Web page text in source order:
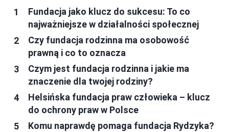
Fundacja jako klucz do sukcesu: To co
najważniejsze w działalności społecznej
Czy fundacja rodzinna ma osobowość
prawną i co to oznacza
Czym jest fundacja rodzinna i jakie ma
znaczenie dla twojej rodziny?
Helsińska fundacja praw człowieka – klucz
do ochrony praw w Polsce
Komu naprawdę pomaga fundacja Rydzyka?